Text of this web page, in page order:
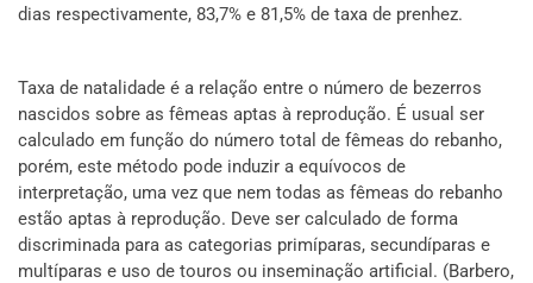
dias respectivamente, 83,7% e 81,5% de taxa de prenhez.
Taxa de natalidade é a relação entre o número de bezerros
nascidos sobre as fêmeas aptas à reprodução. É usual ser
calculado em função do número total de fêmeas do rebanho,
porém, este método pode induzir a equívocos de
interpretação, uma vez que nem todas as fêmeas do rebanho
estão aptas à reprodução. Deve ser calculado de forma
discriminada para as categorias primíparas, secundíparas e
multíparas e uso de touros ou inseminação artificial. (Barbero,